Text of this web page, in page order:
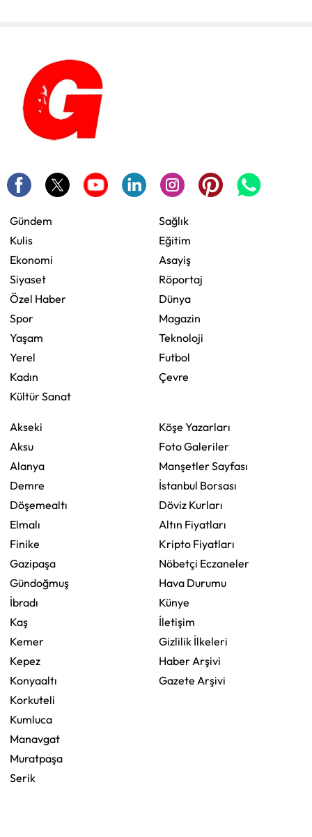
Gündem
Kulis
Ekonomi
Siyaset
Özel Haber
Spor
Yaşam
Yerel
Kadın
Kültür Sanat
Sağlık
Eğitim
Asayiş
Röportaj
Dünya
Magazin
Teknoloji
Futbol
Çevre
Akseki
Aksu
Alanya
Demre
Döşemealtı
Elmalı
Finike
Gazipaşa
Gündoğmuş
İbradı
Kaş
Kemer
Kepez
Konyaaltı
Korkuteli
Kumluca
Manavgat
Muratpaşa
Serik
Köşe Yazarları
Foto Galeriler
Manşetler Sayfası
İstanbul Borsası
Döviz Kurları
Altın Fiyatları
Kripto Fiyatları
Nöbetçi Eczaneler
Hava Durumu
Künye
İletişim
Gizlilik İlkeleri
Haber Arşivi
Gazete Arşivi